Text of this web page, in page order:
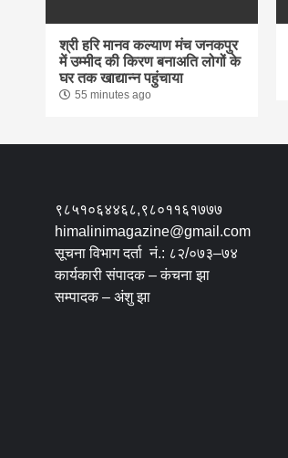
श्री हरि मानव कल्याण मंच जनकपुर
में उम्मीद की किरण बनाअति लोगों के
घर तक खाद्यान्न पहुंचाया
55 minutes ago
९८५१०६४४६८,९८०११६१७७७
himalinimagazine@gmail.com
सूचना विभाग दर्ता नं.: ८२/०७३–७४
कार्यकारी संपादक – कंचना झा
सम्पादक – अंशु झा